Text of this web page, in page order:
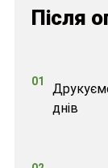
Після
01
днів